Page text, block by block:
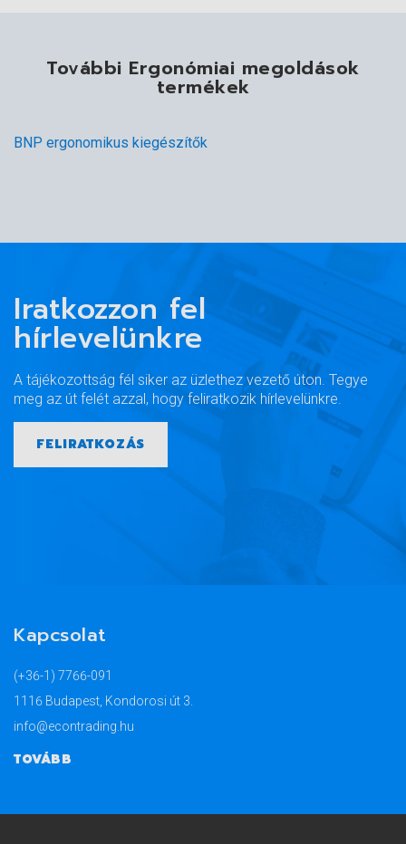
További Ergonómiai megoldások
termékek
BNP ergonomikus kiegészítők
Iratkozzon fel
hírlevelünkre
A tájékozottság fél siker az üzlethez vezető úton. Tegye
meg az út felét azzal, hogy feliratkozik hírlevelünkre.
FELIRATKOZÁS
Kapcsolat
(+36-1) 7766-091
1116 Budapest, Kondorosi út 3.
info@econtrading.hu
TOVÁBB